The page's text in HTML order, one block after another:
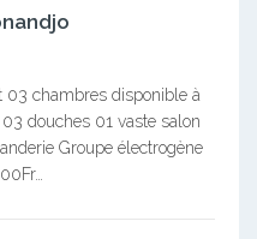
03 chambres disponible à
douches 01 vaste salon
Groupe électrogène